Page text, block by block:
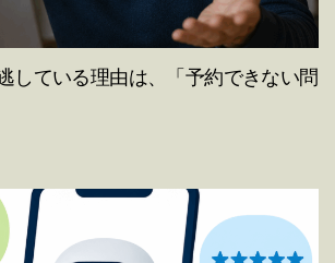
している理由は、「予約できない問